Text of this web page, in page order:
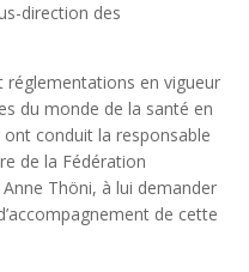
direction des
réglementations en vigueur
du monde de la santé en
ont conduit la responsable
de la Fédération
Thöni, à lui demander
de cette